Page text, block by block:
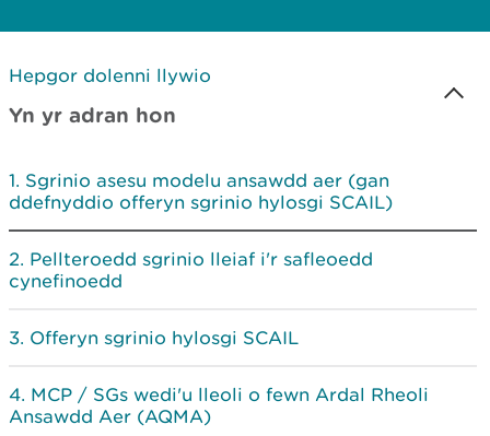
Hepgor dolenni llywio
Yn yr adran hon
Sgrinio asesu modelu ansawdd aer (gan
ddefnyddio offeryn sgrinio hylosgi SCAIL)
Pellteroedd sgrinio lleiaf i'r safleoedd
cynefinoedd
Offeryn sgrinio hylosgi SCAIL
MCP / SGs wedi'u lleoli o fewn Ardal Rheoli
Ansawdd Aer (AQMA)